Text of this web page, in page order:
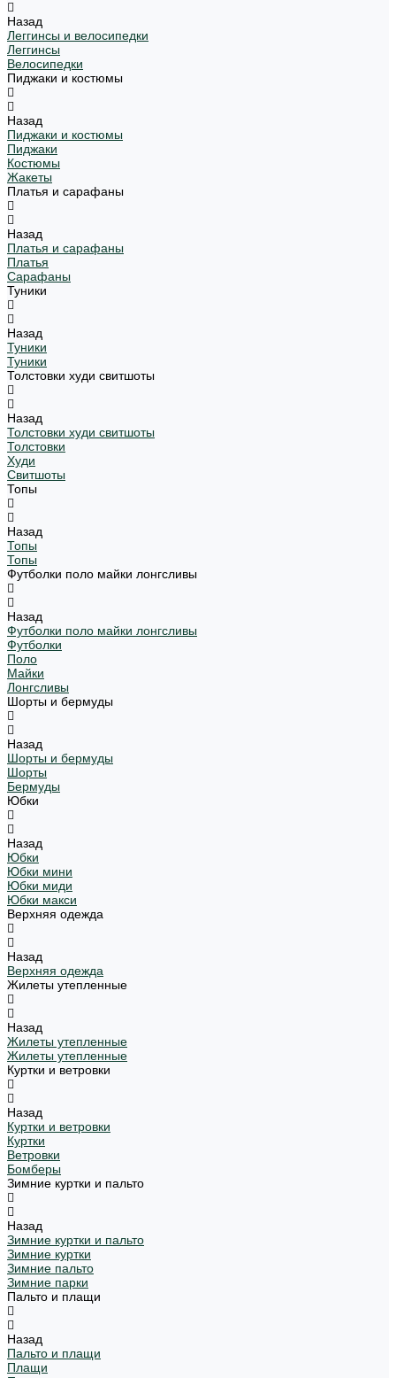
Назад
Леггинсы и велосипедки
Леггинсы
Велосипедки
Пиджаки и костюмы
Назад
Пиджаки и костюмы
Пиджаки
Костюмы
Жакеты
Платья и сарафаны
Назад
Платья и сарафаны
Платья
Сарафаны
Туники
Назад
Туники
Туники
Толстовки худи свитшоты
Назад
Толстовки худи свитшоты
Толстовки
Худи
Свитшоты
Топы
Назад
Топы
Топы
Футболки поло майки лонгсливы
Назад
Футболки поло майки лонгсливы
Футболки
Поло
Майки
Лонгсливы
Шорты и бермуды
Назад
Шорты и бермуды
Шорты
Бермуды
Юбки
Назад
Юбки
Юбки мини
Юбки миди
Юбки макси
Верхняя одежда
Назад
Верхняя одежда
Жилеты утепленные
Назад
Жилеты утепленные
Жилеты утепленные
Куртки и ветровки
Назад
Куртки и ветровки
Куртки
Ветровки
Бомберы
Зимние куртки и пальто
Назад
Зимние куртки и пальто
Зимние куртки
Зимние пальто
Зимние парки
Пальто и плащи
Назад
Пальто и плащи
Плащи